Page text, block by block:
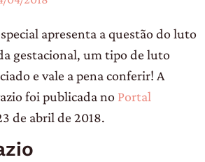
apresenta a questão do luto
gestacional, um tipo de luto
e vale a pena conferir! A
foi publicada no Portal
de abril de 2018.